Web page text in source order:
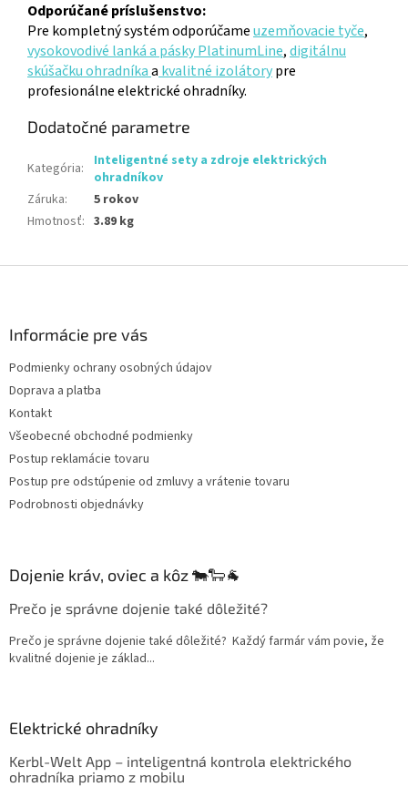
Odporúčané príslušenstvo:
Pre kompletný systém odporúčameuzemňovacie tyče,
vysokovodivé lanká a pásky PlatinumLine,digitálnu
skúšačku ohradníkaa kvalitné izolátorypre
profesionálne elektrické ohradníky.
Dodatočné parametre
Kategória:
Inteligentné sety a zdroje elektrických
ohradníkov
Záruka:
5 rokov
Hmotnosť: 3.89 kg
Informácie pre vás
Podmienky ochrany osobných údajov
Doprava a platba
Kontakt
Všeobecné obchodné podmienky
Postup reklamácie tovaru
Postup pre odstúpenie od zmluvy a vrátenie tovaru
Podrobnosti objednávky
Dojenie kráv, oviec a kôz 🐄🐑🐐
Prečo je správne dojenie také dôležité?
Prečo je správne dojenie také dôležité? Každý farmár vám povie, že
kvalitné dojenie je základ...
Elektrické ohradníky
Kerbl-Welt App – inteligentná kontrola elektrického
ohradníka priamo z mobilu